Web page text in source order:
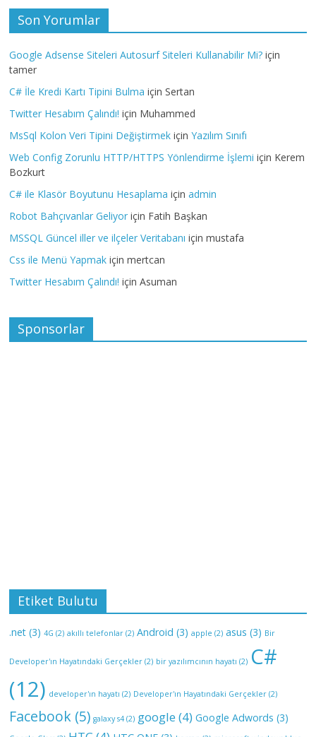
Son Yorumlar
Google Adsense Siteleri Autosurf Siteleri Kullanabilir Mi? için
tamer
C# İle Kredi Kartı Tipini Bulma içinSertan
Twitter Hesabım Çalındı! için Muhammed
MsSql Kolon Veri Tipini Değiştirmek içinYazılım Sınıfı
Web Config Zorunlu HTTP/HTTPS Yönlendirme İşlemi için Kerem
Bozkurt
C# ile Klasör Boyutunu Hesaplama içinadmin
Robot Bahçıvanlar Geliyor için Fatih Başkan
MSSQL Güncel iller ve ilçeler Veritabanı içinmustafa
Css ile Menü Yapmak içinmertcan
Twitter Hesabım Çalındı! içinAsuman
Sponsorlar
Etiket Bulutu
.net (3) 4G (2) akıllı telefonlar (2) Android (3) apple (2) asus (3) Bir
Developer'ın Hayatındaki Gerçekler (2) bir yazılımcının hayatı (2) C#
(12) developer'ın hayatı (2) Developer'ın Hayatındaki Gerçekler (2)
Facebook (5) galaxy s4 (2) google(4) Google Adwords (3)